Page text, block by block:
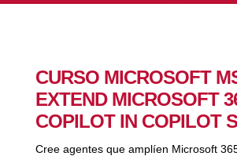
CURSO MICROSOFT
EXTEND MICROSOFT
COPILOT IN COPILOT
Cree agentes que amplíen Microsoft